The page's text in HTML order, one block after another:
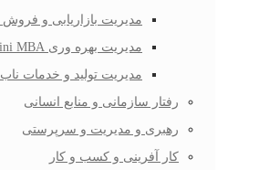
مدیریت بازاریابی و فروش mini MBA
مدیریت بهره وری mini MBA
مدیریت تولید و خدمات ناب mini MBA
رفتار سازمانی و منابع انسانی
رهبری و مدیریت و سرپرستی
کار آفرینی و کسب و کار